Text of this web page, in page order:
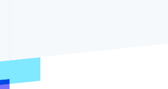
Eliminación de dióxido de carbono